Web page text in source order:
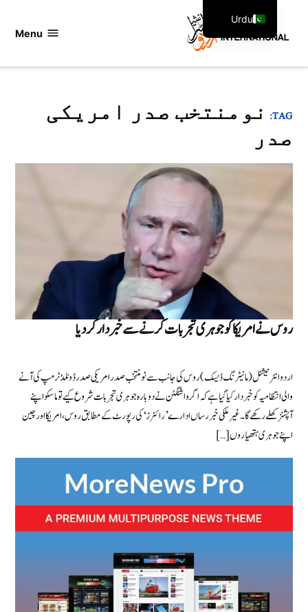
Menu
TAG:
نومنتخب صدر امریکی
صدر
روس نے امریکا کو جوہری تجربات کرنے سے خبردار کردیا
اردو انٹرنیشنل (مانیٹرنگ ڈیسک) روس کی جانب سے نومنتخب صدر امریکی صدر ڈونلڈ ٹرمپ کی آنے
والی انتظامیہ کو خبردار کیا گیا ہے کہ اگر واشنگٹن نے دوبارہ جوہری تجربات شروع کیے تو ماسکو اپنے
آپشنز کھلے رکھے گا۔ غیر ملکی خبررساں ادارے ’رائٹرز‘ کی رپورٹ کے مطابق روس، امریکا اور چین
اپنے جوہری ہتھیاروں […]
Urdu
English